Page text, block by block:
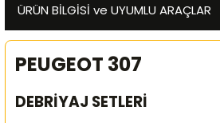
ÜRÜN BİLGİSİ ve UYUMLU ARAÇLAR
PEUGEOT 307
DEBRİYAJ SETLERİ